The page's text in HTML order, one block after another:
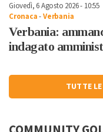
Giovedì, 6 Agosto 2026 - 10:55
Cronaca-Verbania
Verbania:
indagato
TUTTE